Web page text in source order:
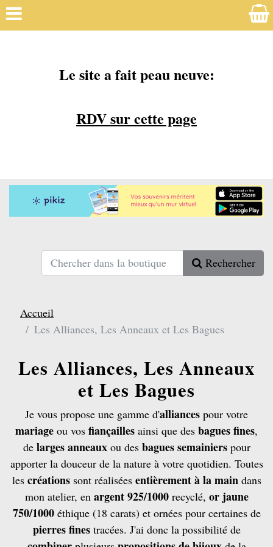
Le site a fait peau neuve:
RDV sur cette page
Rechercher
Accueil
Les Alliances, Les Anneaux et Les Bagues
Les Alliances, Les Anneaux
et Les Bagues
Je vous propose une gamme d'alliances pour votre
mariage ou vos fiançailles ainsi que des bagues fines,
de larges anneauxou des bagues semainierspour
apporter la douceur de la nature à votre quotidien. Toutes
les créationssont réalisées entièrement à la maindans
mon atelier, en argent 925/1000recyclé, or jaune
750/1000éthique (18 carats) et ornées pour certaines de
pierres fines tracées. J'ai donc la possibilité de